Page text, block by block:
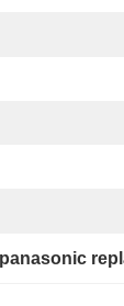
panasonic